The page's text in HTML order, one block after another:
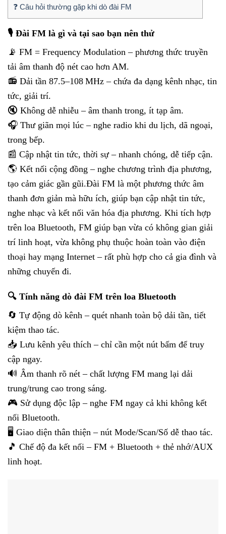
❓ Câu hỏi thường gặp khi dò đài FM
🎙️ Đài FM là gì và tại sao bạn nên thử
📡 FM = Frequency Modulation – phương thức truyền
tải âm thanh độ nét cao hơn AM.
📻 Dải tần 87.5–108 MHz – chứa đa dạng kênh nhạc, tin
tức, giải trí.
🔇 Không dễ nhiễu – âm thanh trong, ít tạp âm.
🎧 Thư giãn mọi lúc – nghe radio khi du lịch, dã ngoại,
trong bếp.
📰 Cập nhật tin tức, thời sự – nhanh chóng, dễ tiếp cận.
🌎 Kết nối cộng đồng – nghe chương trình địa phương,
tạo cảm giác gần gũi.Đài FM là một phương thức âm
thanh đơn giản mà hữu ích, giúp bạn cập nhật tin tức,
nghe nhạc và kết nối văn hóa địa phương. Khi tích hợp
trên loa Bluetooth, FM giúp bạn vừa có không gian giải
trí linh hoạt, vừa không phụ thuộc hoàn toàn vào điện
thoại hay mạng Internet – rất phù hợp cho cả gia đình và
những chuyến đi.
🔍 Tính năng dò đài FM trên loa Bluetooth
🔄 Tự động dò kênh – quét nhanh toàn bộ dải tần, tiết
kiệm thao tác.
📥 Lưu kênh yêu thích – chỉ cần một nút bấm để truy
cập ngay.
🔊 Âm thanh rõ nét – chất lượng FM mang lại dải
trung/trung cao trong sáng.
🎮 Sử dụng độc lập – nghe FM ngay cả khi không kết
nối Bluetooth.
🖥️ Giao diện thân thiện – nút Mode/Scan/Số dễ thao tác.
🎵 Chế độ đa kết nối – FM + Bluetooth + thẻ nhớ/AUX
linh hoạt.